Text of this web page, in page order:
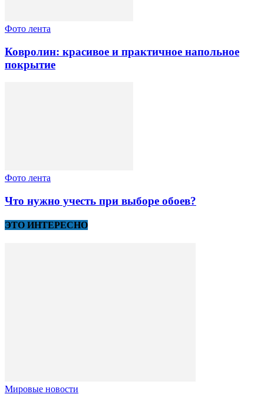
Фото лента
Ковролин: красивое и практичное напольное
покрытие
Фото лента
Что нужно учесть при выборе обоев?
ЭТО ИНТЕРЕСНО
Мировые новости